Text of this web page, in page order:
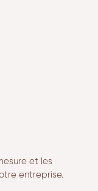
et les
entreprise.